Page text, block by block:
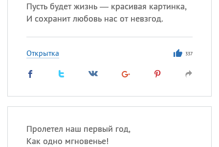
Пусть будет жизнь — красивая картинка,
И сохранит любовь нас от невзгод.
Открытка 337
Пролетел наш первый год,
Как одно мгновенье!